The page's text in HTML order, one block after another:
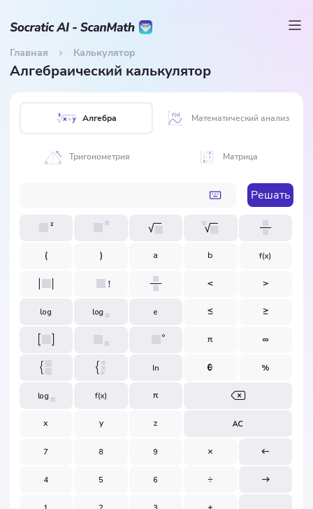
Главная Калькулятор
Алгебраический калькулятор
Алгебра Математический анализ
Тригонометрия Матрица
Решать